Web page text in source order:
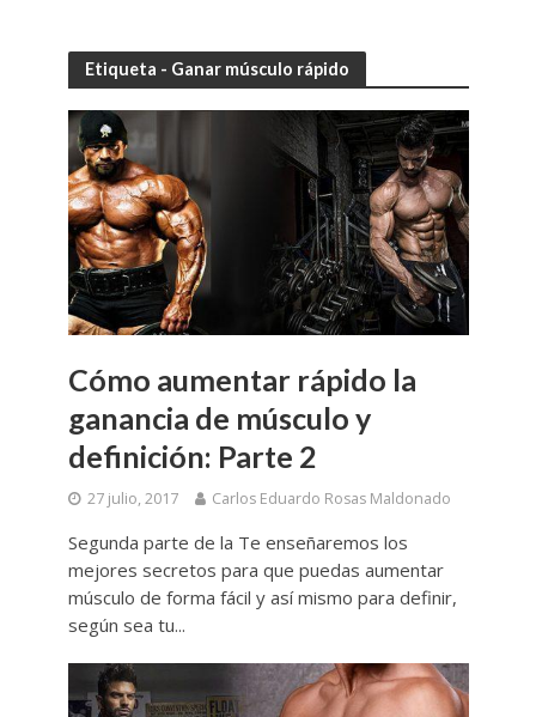
Etiqueta - Ganar músculo rápido
Cómo aumentar rápido la
ganancia de músculo y
definición: Parte 2
27 julio, 2017 Carlos Eduardo Rosas Maldonado
Segunda parte de la Te enseñaremos los
mejores secretos para que puedas aumentar
músculo de forma fácil y así mismo para definir,
según sea tu...